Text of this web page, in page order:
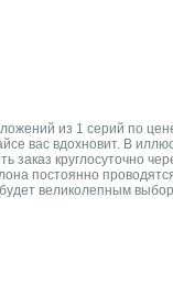
из 1 серий по
вас вдохновит. В
круглосуточно
постоянно
великолепным